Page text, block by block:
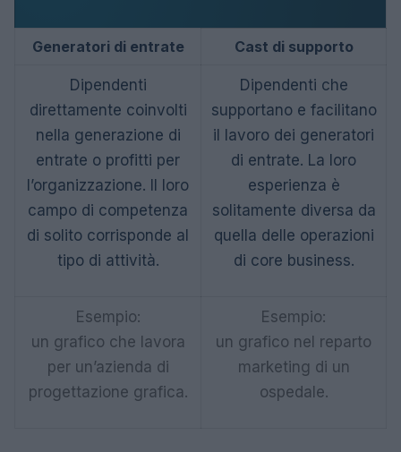
Generatori di entrate Cast di supporto
Dipendenti
direttamente coinvolti
nella generazione di
entrate o profitti per
l’organizzazione. Il loro
campo di competenza
di solito corrisponde al
tipo di attività.
Dipendenti che
supportano e facilitano
il lavoro dei generatori
di entrate. La loro
esperienza è
solitamente diversa da
quella delle operazioni
di core business.
Esempio:
un grafico che lavora
per un’azienda di
progettazione grafica.
Esempio:
un grafico nel reparto
marketing di un
ospedale.